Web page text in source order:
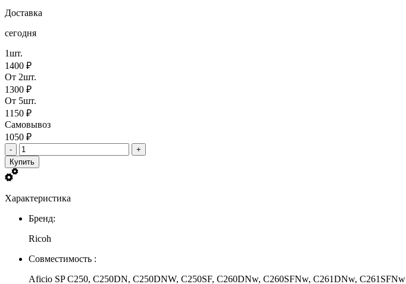
Доставка
сегодня
1шт.
1400 ₽
От 2шт.
1300 ₽
От 5шт.
1150 ₽
Самовывоз
1050 ₽
-
+
Купить
Характеристика
Бренд:
Ricoh
Совместимость :
Aficio SP C250, C250DN, C250DNW, C250SF, C260DNw, C260SFNw, C261DNw, C261SFNw